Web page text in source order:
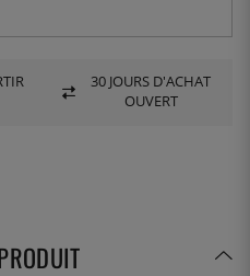
30 JOURS D'ACHAT
OUVERT